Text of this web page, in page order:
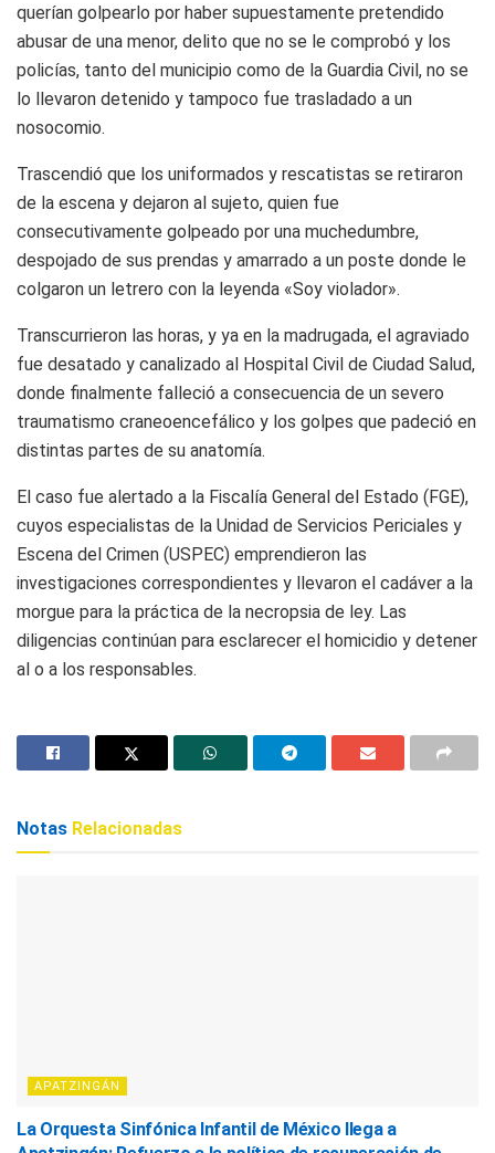
querían golpearlo por haber supuestamente pretendido
abusar de una menor, delito que no se le comprobó y los
policías, tanto del municipio como de la Guardia Civil, no se
lo llevaron detenido y tampoco fue trasladado a un
nosocomio.
Trascendió que los uniformados y rescatistas se retiraron
de la escena y dejaron al sujeto, quien fue
consecutivamente golpeado por una muchedumbre,
despojado de sus prendas y amarrado a un poste donde le
colgaron un letrero con la leyenda «Soy violador».
Transcurrieron las horas, y ya en la madrugada, el agraviado
fue desatado y canalizado al Hospital Civil de Ciudad Salud,
donde finalmente falleció a consecuencia de un severo
traumatismo craneoencefálico y los golpes que padeció en
distintas partes de su anatomía.
El caso fue alertado a la Fiscalía General del Estado (FGE),
cuyos especialistas de la Unidad de Servicios Periciales y
Escena del Crimen (USPEC) emprendieron las
investigaciones correspondientes y llevaron el cadáver a la
morgue para la práctica de la necropsia de ley. Las
diligencias continúan para esclarecer el homicidio y detener
al o a los responsables.
Notas Relacionadas
APATZINGÁN
La Orquesta Sinfónica Infantil de México llega a